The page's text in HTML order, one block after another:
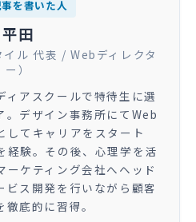
事を書いた人
平田
イル 代表 / Webディレクタ
ー）
ィアスクールで特待生に選
。デザイン事務所にてWeb
してキャリアをスタート
経験。その後、心理学を活
ーケティング会社へヘッド
ビス開発を行いながら顧客
底的に習得。